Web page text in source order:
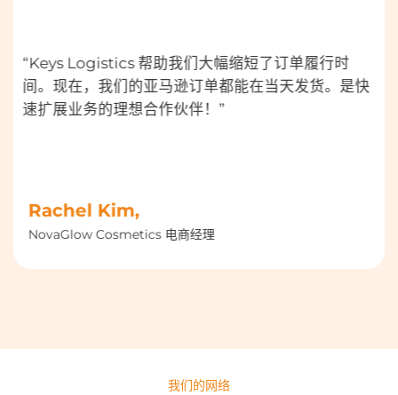
“Keys Logistics 帮助我们大幅缩短了订单履行时
间。现在，我们的亚马逊订单都能在当天发货。是快
速扩展业务的理想合作伙伴！”
Rachel Kim,
NovaGlow Cosmetics 电商经理
我们的网络